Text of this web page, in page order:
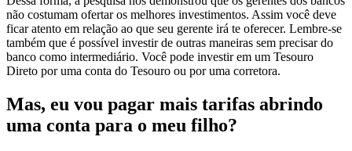
não costumam ofertar os melhores investimentos. Assim você deve
ficar atento em relação ao que seu gerente irá te oferecer. Lembre-se
também que é possível investir de outras maneiras sem precisar do
banco como intermediário. Você pode investir em um Tesouro
Direto por uma conta do Tesouro ou por uma corretora.
Mas, eu vou pagar mais tarifas abrindo
uma conta para o meu filho?